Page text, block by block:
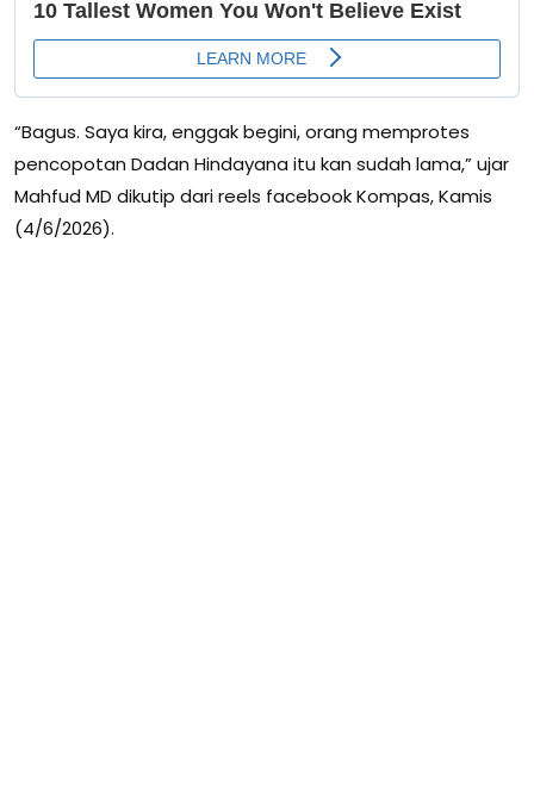
“Bagus. Saya kira, enggak begini, orang memprotes
pencopotan Dadan Hindayana itu kan sudah lama,” ujar
Mahfud MD dikutip dari reels facebook Kompas, Kamis
(4/6/2026).